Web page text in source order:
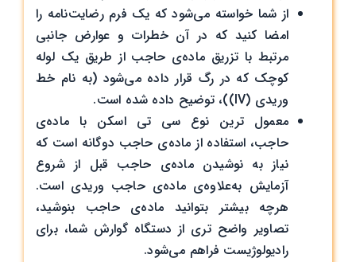
از شما خواسته می‌شود که یک فرم رضایت‌نامه‌ را
امضا کنید که در آن خطرات و عوارض جانبی
مرتبط با تزریق ماده‌ی حاجب از طریق یک لوله
کوچک که در رگ قرار داده می‌شود (به نام خط
وریدی (IV))، توضیح داده شده است.
معمول ترین نوع سی تی ‌اسکن با ماده‌ی
حاجب، استفاده از ماده‌ی حاجب دوگانه است که
نیاز به نوشیدن ماده‌ی حاجب قبل از شروع
آزمایش به‌علاوه‌ی ماده‌ی حاجب وریدی است.
هرچه بیشتر بتوانید ماده‌ی حاجب بنوشید،
تصاویر واضح تری از دستگاه گوارش شما، برای
رادیولوژیست فراهم می‌شود.